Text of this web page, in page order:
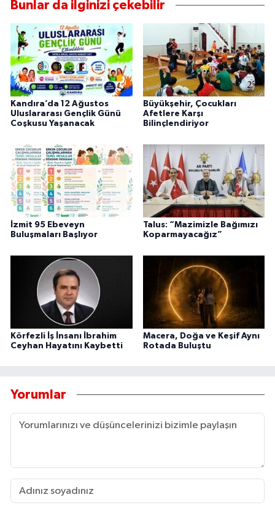
Bunlar da ilginizi çekebilir
Kandıra’da 12 Ağustos
Uluslararası Gençlik Günü
Coşkusu Yaşanacak
Büyükşehir, Çocukları
Afetlere Karşı
Bilinçlendiriyor
İzmit 95 Ebeveyn
Buluşmaları Başlıyor
Talus: “Mazimizle Bağımızı
Koparmayacağız”
Körfezli İş İnsanı İbrahim
Ceyhan Hayatını Kaybetti
Macera, Doğa ve Keşif Aynı
Rotada Buluştu
Yorumlar